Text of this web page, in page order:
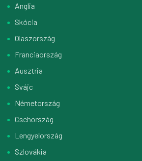
Anglia
Skócia
Olaszország
Franciaország
Ausztria
Svájc
Németország
Csehország
Lengyelország
Szlovákia